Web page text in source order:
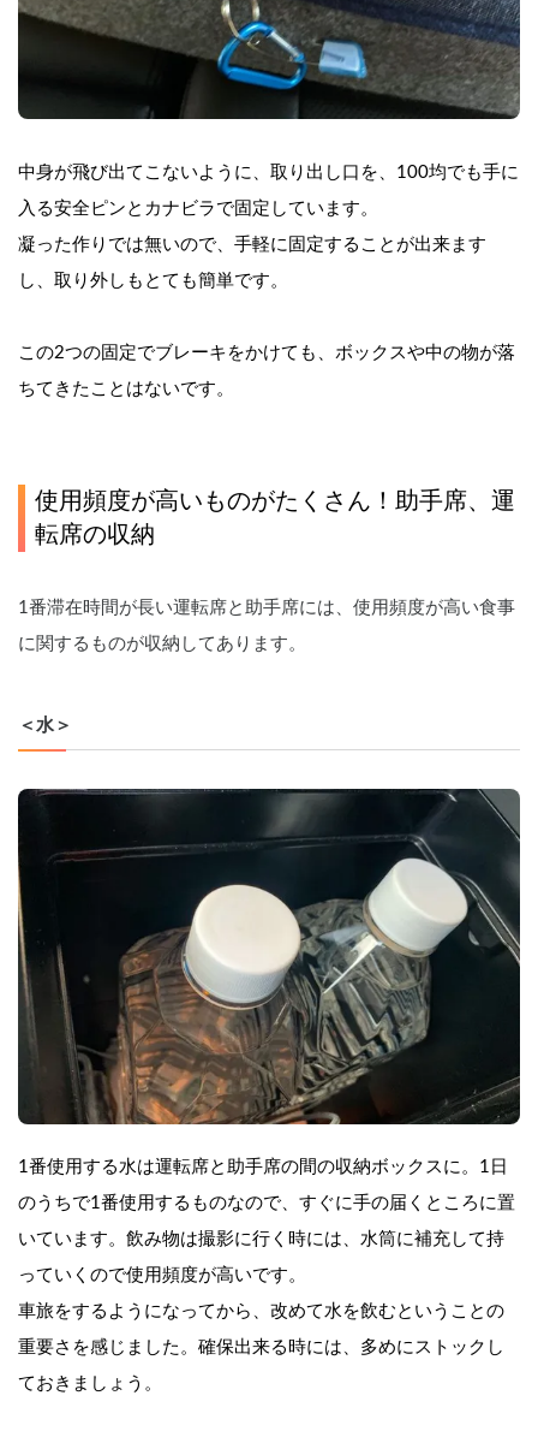
中身が飛び出てこないように、取り出し口を、100均でも手に
入る安全ピンとカナビラで固定しています。
凝った作りでは無いので、手軽に固定することが出来ます
し、取り外しもとても簡単です。
この2つの固定でブレーキをかけても、ボックスや中の物が落
ちてきたことはないです。
使用頻度が高いものがたくさん！助手席、運
転席の収納
1番滞在時間が長い運転席と助手席には、使用頻度が高い食事
に関するものが収納してあります。
＜水＞
﻿1番使用する水は運転席と助手席の間の収納ボックスに。1日
のうちで1番使用するものなので、すぐに手の届くところに置
いています。飲み物は撮影に行く時には、水筒に補充して持
っていくので使用頻度が高いです。
車旅をするようになってから、改めて水を飲むということの
重要さを感じました。確保出来る時には、多めにストックし
ておきましょう。